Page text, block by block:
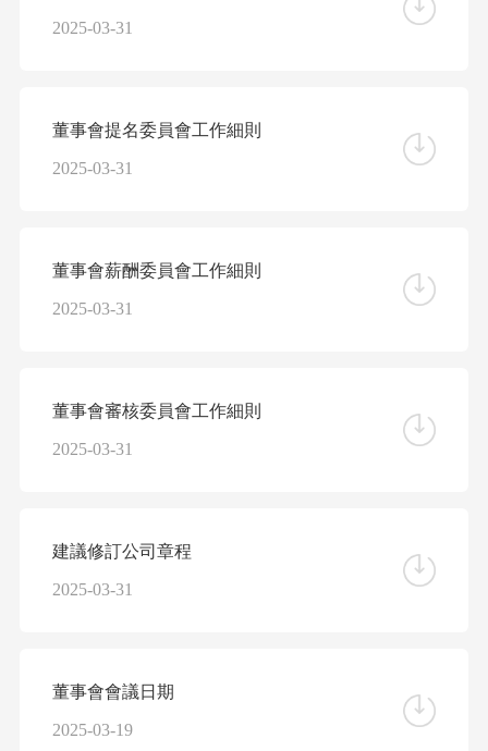
2025-03-31
董事會提名委員會工作細則
2025-03-31
董事會薪酬委員會工作細則
2025-03-31
董事會審核委員會工作細則
2025-03-31
建議修訂公司章程
2025-03-31
董事會會議日期
2025-03-19